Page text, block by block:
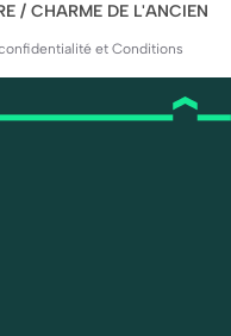
/ CHARME DE L'ANCIEN
et Conditions